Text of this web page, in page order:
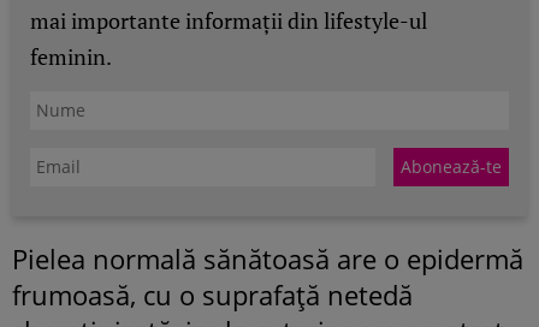
mai importante informații din lifestyle-ul
feminin.
Pielea normală sănătoasă are o epidermă
frumoasă, cu o suprafață netedă